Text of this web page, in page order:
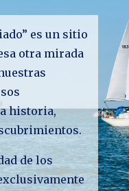
es un sitio
otra mirada
historia,
de los